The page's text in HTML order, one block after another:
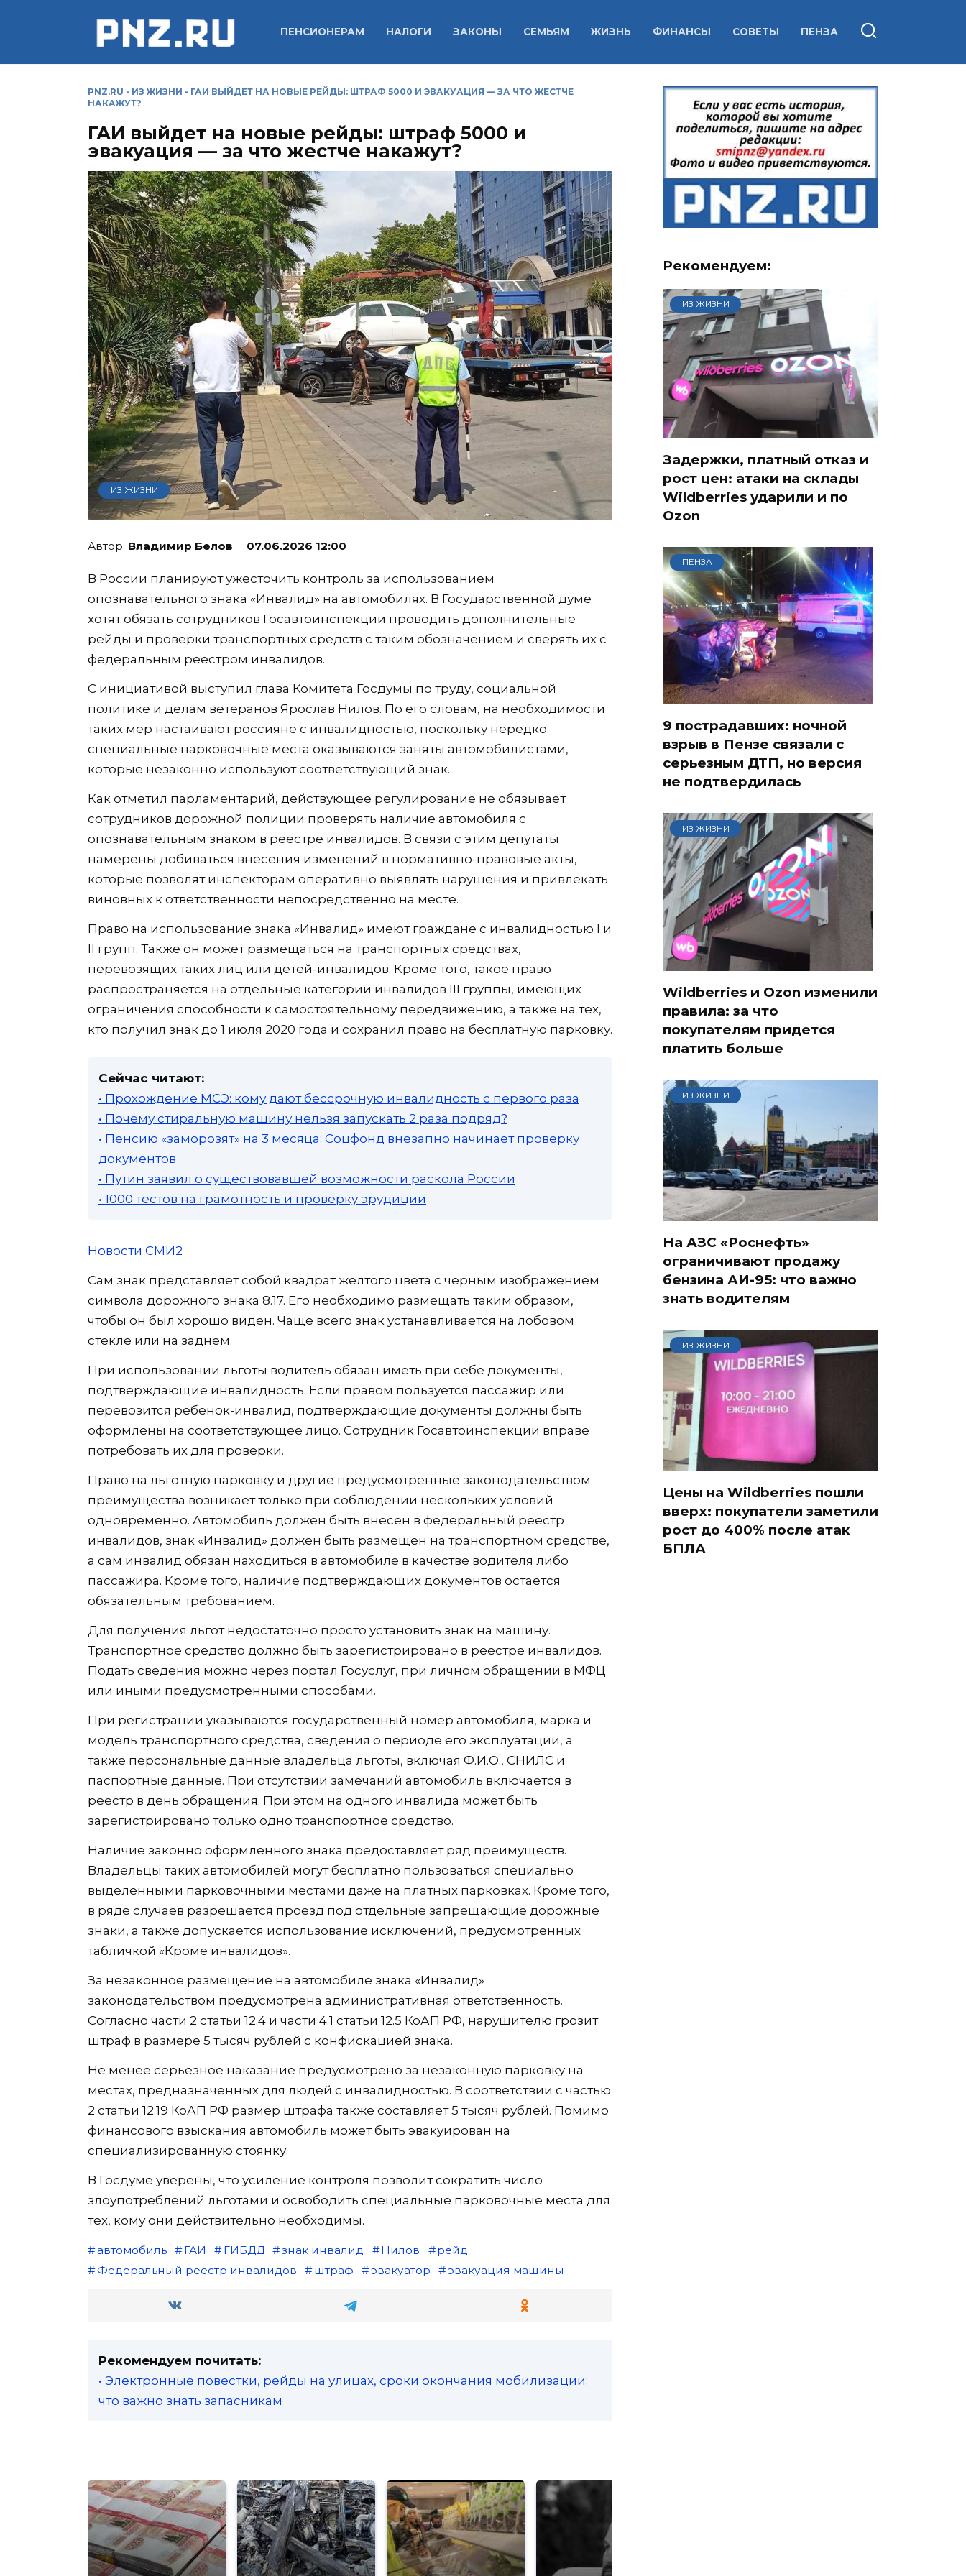
ПЕНСИОНЕРАМ НАЛОГИ ЗАКОНЫ СЕМЬЯМ ЖИЗНЬ ФИНАНСЫ СОВЕТЫ ПЕНЗА
PNZ.RU - ИЗ ЖИЗНИ - ГАИ ВЫЙДЕТ НА НОВЫЕ РЕЙДЫ: ШТРАФ 5000 И ЭВАКУАЦИЯ — ЗА ЧТО ЖЕСТЧЕ
НАКАЖУТ?
ГАИ выйдет на новые рейды: штраф 5000 и
эвакуация — за что жестче накажут?
ИЗ ЖИЗНИ
Владимир Белов 07.06.2026 12:00
В России планируют ужесточить контроль за использованием
опознавательного знака «Инвалид» на автомобилях. В Государственной думе
хотят обязать сотрудников Госавтоинспекции проводить дополнительные
рейды и проверки транспортных средств с таким обозначением и сверять их с
федеральным реестром инвалидов.
С инициативой выступил глава Комитета Госдумы по труду, социальной
политике и делам ветеранов Ярослав Нилов. По его словам, на необходимости
таких мер настаивают россияне с инвалидностью, поскольку нередко
специальные парковочные места оказываются заняты автомобилистами,
которые незаконно используют соответствующий знак.
Как отметил парламентарий, действующее регулирование не обязывает
сотрудников дорожной полиции проверять наличие автомобиля с
опознавательным знаком в реестре инвалидов. В связи с этим депутаты
намерены добиваться внесения изменений в нормативно-правовые акты,
которые позволят инспекторам оперативно выявлять нарушения и привлекать
виновных к ответственности непосредственно на месте.
Право на использование знака «Инвалид» имеют граждане с инвалидностью I и
II групп. Также он может размещаться на транспортных средствах,
перевозящих таких лиц или детей-инвалидов. Кроме того, такое право
распространяется на отдельные категории инвалидов III группы, имеющих
ограничения способности к самостоятельному передвижению, а также на тех,
кто получил знак до 1 июля 2020 года и сохранил право на бесплатную парковку.
Сейчас читают:
• Прохождение МСЭ: кому дают бессрочную инвалидность с первого раза
• Почему стиральную машину нельзя запускать 2 раза подряд?
• Пенсию «заморозят» на 3 месяца: Соцфонд внезапно начинает проверку
документов
• Путин заявил о существовавшей возможности раскола России
• 1000 тестов на грамотность и проверку эрудиции
Новости СМИ2
Сам знак представляет собой квадрат желтого цвета с черным изображением
символа дорожного знака 8.17. Его необходимо размещать таким образом,
чтобы он был хорошо виден. Чаще всего знак устанавливается на лобовом
стекле или на заднем.
При использовании льготы водитель обязан иметь при себе документы,
подтверждающие инвалидность. Если правом пользуется пассажир или
перевозится ребенок-инвалид, подтверждающие документы должны быть
оформлены на соответствующее лицо. Сотрудник Госавтоинспекции вправе
потребовать их для проверки.
Право на льготную парковку и другие предусмотренные законодательством
преимущества возникает только при соблюдении нескольких условий
одновременно. Автомобиль должен быть внесен в федеральный реестр
инвалидов, знак «Инвалид» должен быть размещен на транспортном средстве,
а сам инвалид обязан находиться в автомобиле в качестве водителя либо
пассажира. Кроме того, наличие подтверждающих документов остается
обязательным требованием.
Для получения льгот недостаточно просто установить знак на машину.
Транспортное средство должно быть зарегистрировано в реестре инвалидов.
Подать сведения можно через портал Госуслуг, при личном обращении в МФЦ
или иными предусмотренными способами.
При регистрации указываются государственный номер автомобиля, марка и
модель транспортного средства, сведения о периоде его эксплуатации, а
также персональные данные владельца льготы, включая Ф.И.О., СНИЛС и
паспортные данные. При отсутствии замечаний автомобиль включается в
реестр в день обращения. При этом на одного инвалида может быть
зарегистрировано только одно транспортное средство.
Наличие законно оформленного знака предоставляет ряд преимуществ.
Владельцы таких автомобилей могут бесплатно пользоваться специально
выделенными парковочными местами даже на платных парковках. Кроме того,
в ряде случаев разрешается проезд под отдельные запрещающие дорожные
знаки, а также допускается использование исключений, предусмотренных
табличкой «Кроме инвалидов».
За незаконное размещение на автомобиле знака «Инвалид»
законодательством предусмотрена административная ответственность.
Согласно части 2 статьи 12.4 и части 4.1 статьи 12.5 КоАП РФ, нарушителю грозит
штраф в размере 5 тысяч рублей с конфискацией знака.
Не менее серьезное наказание предусмотрено за незаконную парковку на
местах, предназначенных для людей с инвалидностью. В соответствии с частью
2 статьи 12.19 КоАП РФ размер штрафа также составляет 5 тысяч рублей. Помимо
финансового взыскания автомобиль может быть эвакуирован на
специализированную стоянку.
В Госдуме уверены, что усиление контроля позволит сократить число
злоупотреблений льготами и освободить специальные парковочные места для
тех, кому они действительно необходимы.
автомобиль ГАИ ГИБДД знак инвалид Нилов
рейд
Федеральный реестр инвалидов
штраф эвакуатор эвакуация машины
Рекомендуем почитать:
• Электронные повестки, рейды на улицах, сроки окончания мобилизации:
что важно знать запасникам
Рекомендуем:
ИЗ ЖИЗНИ
Задержки, платный отказ и
рост цен: атаки на склады
Wildberries ударили и по
Ozon
ПЕНЗА
9 пострадавших: ночной
взрыв в Пензе связали с
серьезным ДТП, но версия
не подтвердилась
ИЗ ЖИЗНИ
Wildberries и Ozon изменили
правила: за что
покупателям придется
платить больше
ИЗ ЖИЗНИ
На АЗС «Роснефть»
ограничивают продажу
бензина АИ-95: что важно
знать водителям
ИЗ ЖИЗНИ
Цены на Wildberries пошли
вверх: покупатели заметили
рост до 400% после атак
БПЛА